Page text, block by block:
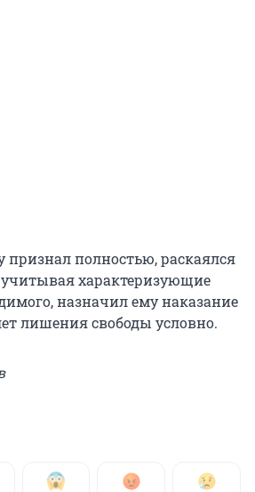
полностью, раскаялся
характеризующие
назначил ему наказание
лишения свободы условно.